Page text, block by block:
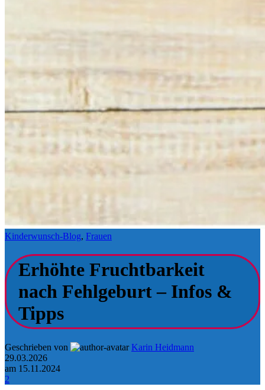
Kinderwunsch-Blog, Frauen
Erhöhte Fruchtbarkeit
nach Fehlgeburt – Infos &
Tipps
Geschrieben von
Karin Heidmann
29.03.2026
am 15.11.2024
2